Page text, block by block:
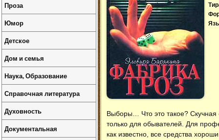
Выборы… Что это такое? Скучная
только для обывателей. Для
как известно, все средства
Проза
Юмор
Детское
Дом и семья
Наука, Образование
Справочная литература
Духовность
Документальная